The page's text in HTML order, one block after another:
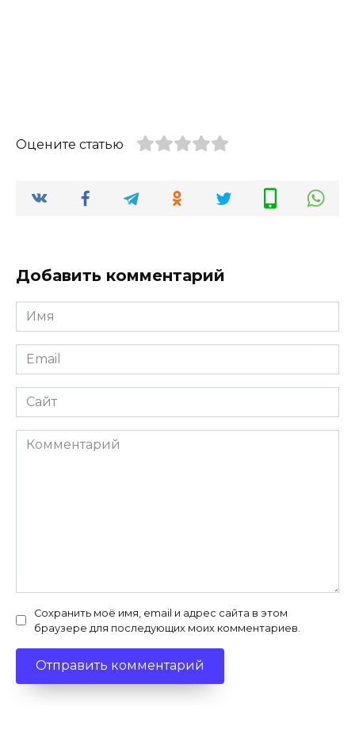
Оцените статью
Добавить комментарий
Имя
*
Email
*
Сайт
Комментарий
Сохранить моё имя, email и адрес сайта в этом
браузере для последующих моих комментариев.